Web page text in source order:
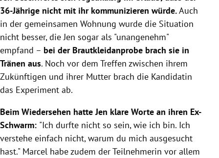
36-Jährige nicht mit ihr kommunizieren würde.Auch
in der gemeinsamen Wohnung wurde die Situation
nicht besser, die Jen sogar als "unangenehm"
empfand – bei der Brautkleidanprobe brach sie in
Tränen aus. Noch vor dem Treffen zwischen ihrem
Zukünftigen und ihrer Mutter brach die Kandidatin
das Experiment ab.
Beim Wiedersehen hatte Jen klare Worte an ihren Ex-
Schwarm: "Ich durfte nicht so sein, wie ich bin. Ich
verstehe einfach nicht, warum du mich ausgesucht
hast." Marcel habe zudem der Teilnehmerin vor allem